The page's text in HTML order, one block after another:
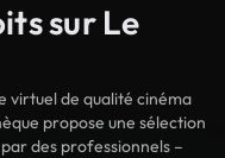
sur Le
virtuel de qualité cinéma
propose une sélection
des professionnels –